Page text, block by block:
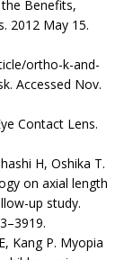
Benefits,
2012 May 15.
ortho-k-and-
Accessed Nov.
Contact Lens.
H, Oshika T.
on axial length
up study.
Kang P. Myopia